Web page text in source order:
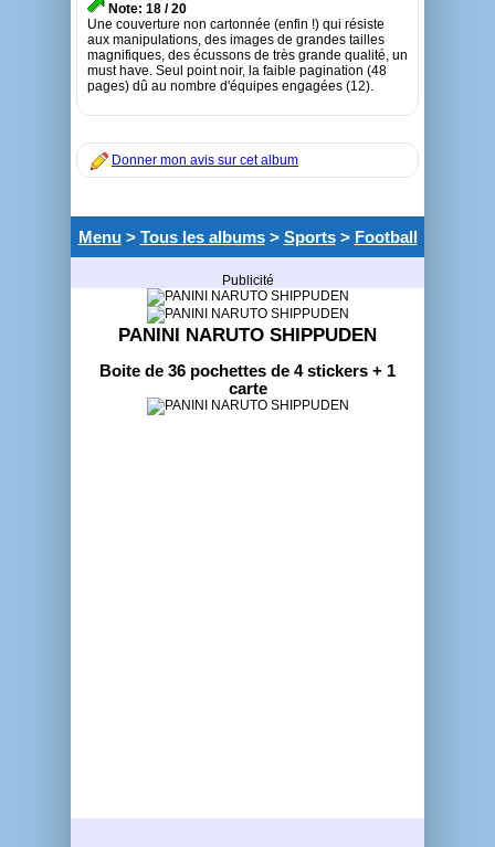
Note: 18 / 20
Une couverture non cartonnée (enfin !) qui résiste
aux manipulations, des images de grandes tailles
magnifiques, des écussons de très grande qualité, un
must have. Seul point noir, la faible pagination (48
pages) dû au nombre d'équipes engagées (12).
Donner mon avis sur cet album
Menu> Tous les albums> Sports> Football
Publicité
PANINI NARUTO SHIPPUDEN
Boite de 36 pochettes de 4 stickers + 1
carte